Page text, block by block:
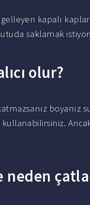
kapalı
saklamak
olur?
boyanız